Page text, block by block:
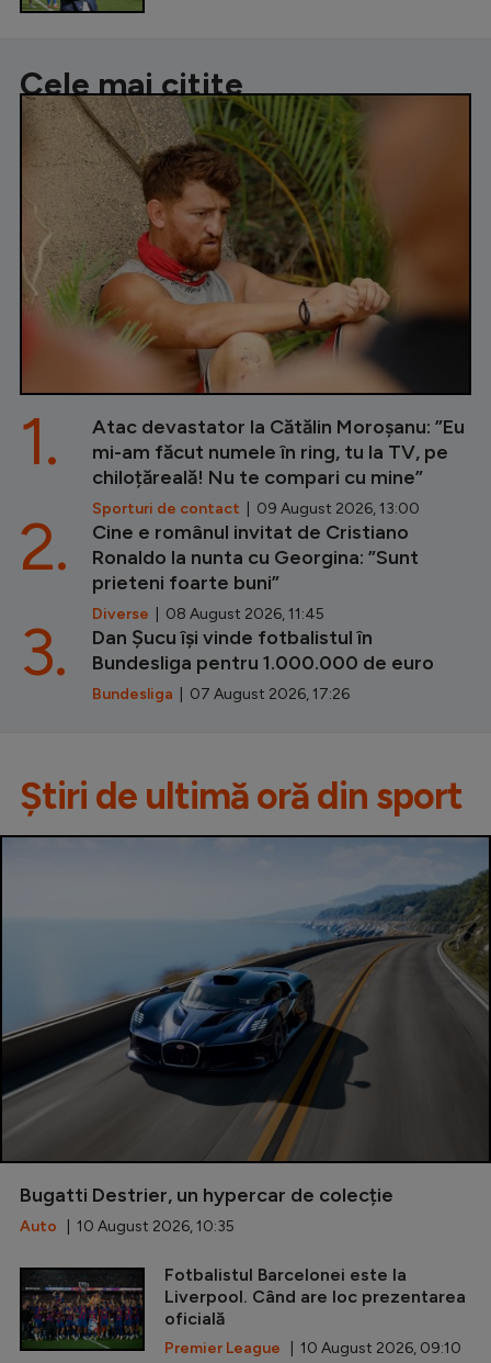
Cele mai citite
Atac devastator la Cătălin Moroșanu: ”Eu
mi-am făcut numele în ring, tu la TV, pe
chiloțăreală! Nu te compari cu mine”
Sporturi de contact | 09 August 2026, 13:00
1.
Cine e românul invitat de Cristiano
Ronaldo la nunta cu Georgina: ”Sunt
prieteni foarte buni”
Diverse | 08 August 2026, 11:45
2.
Dan Șucu își vinde fotbalistul în
Bundesliga pentru 1.000.000 de euro
Bundesliga | 07 August 2026, 17:26
3.
Știri de ultimă oră din sport
Bugatti Destrier, un hypercar de colecție
Auto | 10 August 2026, 10:35
Fotbalistul Barcelonei este la
Liverpool. Când are loc prezentarea
oficială
Premier League | 10 August 2026, 09:10